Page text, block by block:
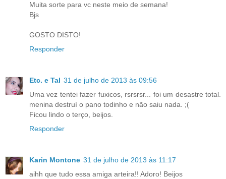
Muita sorte para vc neste meio de semana!
Bjs
GOSTO DISTO!
Responder
Etc. e Tal 31 de julho de 2013 às 09:56
Uma vez tentei fazer fuxicos, rsrsrsr... foi um desastre total.
menina destruí o pano todinho e não saiu nada. ;(
Ficou lindo o terço, beijos.
Responder
Karin Montone 31 de julho de 2013 às 11:17
aihh que tudo essa amiga arteira!! Adoro! Beijos